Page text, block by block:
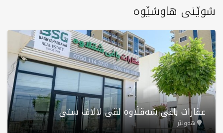
شوێنی هاوشێوە
عقارات باغی شەقڵاوە لقی لالاڤ ستی
هەولێر